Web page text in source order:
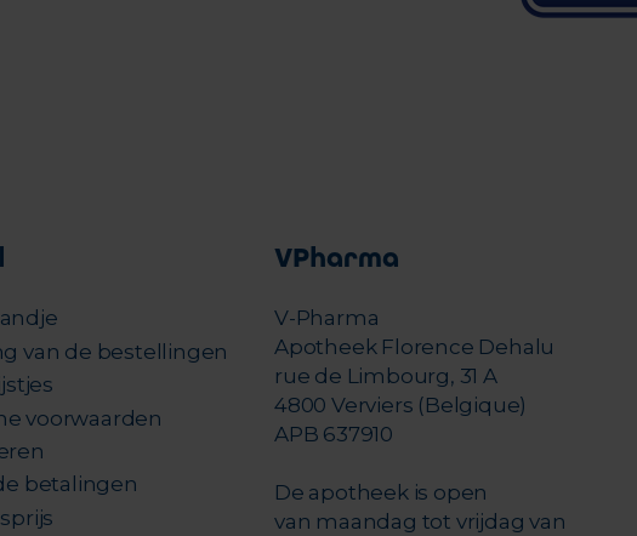
van de bestellingen
voorwaarden
betalingen
VPharma
V-Pharma
Apotheek Florence Dehalu
rue de Limbourg, 31 A
4800 Verviers (Belgique)
APB 637910
De apotheek is open
van maandag tot vrijdag van